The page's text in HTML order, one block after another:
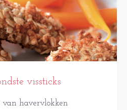
vissticks
van havervlokken